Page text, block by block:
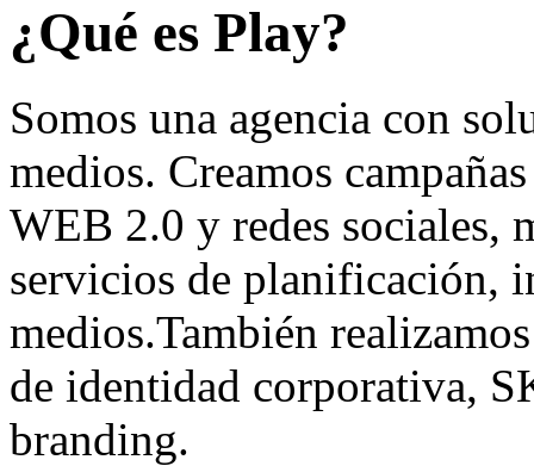
¿Qué es Play?
Somos una agencia con
medios. Creamos
WEB 2.0 y redes sociales,
servicios de planificación,
medios.También
de identidad corporativa,
branding.